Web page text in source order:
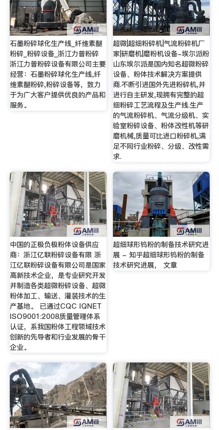
石墨粉碎球化生产线_纤维素醚
粉碎_粉碎设备_浙江力普粉碎
浙江力普粉碎设备有限公司主要
经营：石墨粉碎球化生产线,纤
维素醚粉碎,粉碎设备等，致力
于为广大客户提供优良的产品和
服务。
超微|超细粉碎机|气流粉碎机厂
家|研磨机|磨粉机设备-埃尔派粉
山东埃尔派是国内知名超微粉碎
设备、粉体技术解决方案提供
商.不断引进国外先进粉碎机,并
进行自主研发,现拥有完整的超
细粉碎工艺流程及生产线.生产
的气流粉碎机、气流分级机、实
验室粉碎设备、粉体改性机等研
磨机械,质量可比进口粉碎机,满
足不同行业粉碎、分级、改性需
求.
中国的正极负极粉体设备供应
商：浙江亿联粉碎设备有限 浙
江亿联粉碎设备有限公司是国家
高新技术企业，是专业研究开发
并制造各类超微粉碎设备、超微
粉体加工、输送、灌装技术的生
产基地。 已通过CQC IQNET
ISO9001:2008质量管理体系
认证，系我国粉体工程领域技术
创新的先导者和行业发展的骨干
企业。
超细球形钨粉的制备技术研究进
展 - 知乎超细球形钨粉的制备
技术研究进展， 文章